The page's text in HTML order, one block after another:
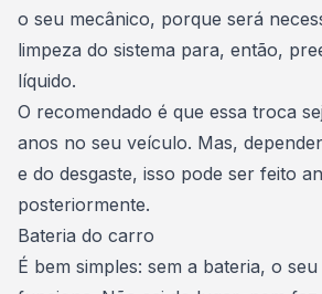
o seu mecânico, porque será
limpeza do sistema para, então,
líquido.
O recomendado é que essa troca
anos no seu veículo. Mas,
e do desgaste, isso pode ser feito
posteriormente.
Bateria do carro
É bem simples: sem a bateria, o